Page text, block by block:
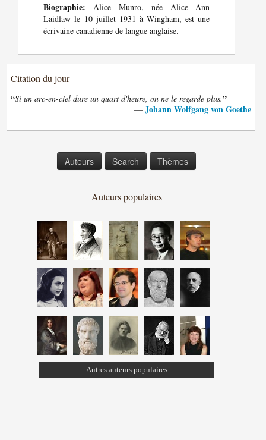
Biographie: Alice Munro, née Alice Ann
Laidlaw le 10 juillet 1931 à Wingham, est une
écrivaine canadienne de langue anglaise.
Citation du jour
“Si un arc-en-ciel dure un quart d'heure, on ne le regarde plus.”
— Johann Wolfgang von Goethe
Auteurs Search Thèmes
Auteurs populaires
Autres auteurs populaires